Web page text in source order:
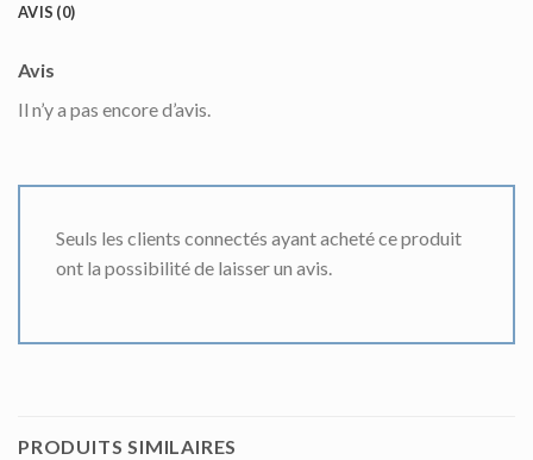
AVIS (0)
Avis
Il n’y a pas encore d’avis.
Seuls les clients connectés ayant acheté ce produit
ont la possibilité de laisser un avis.
PRODUITS SIMILAIRES